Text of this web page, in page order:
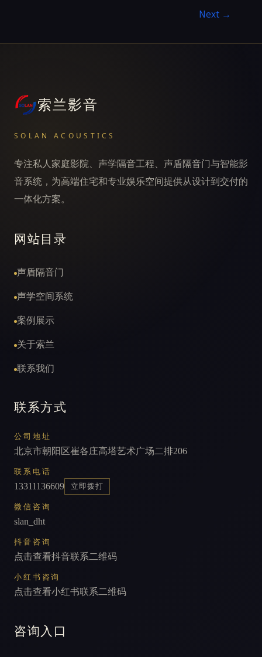
投
Next →
索兰影音
SOLAN ACOUSTICS
专注私人家庭影院、声学隔音工程、声盾隔音门与智能影
音系统，为高端住宅和专业娱乐空间提供从设计到交付的
一体化方案。
网站目录
声盾隔音门
声学空间系统
案例展示
关于索兰
联系我们
联系方式
公司地址
北京市朝阳区崔各庄高塔艺术广场二排206
联系电话
13311136609 立即拨打
微信咨询
slan_dht
抖音咨询
点击查看抖音联系二维码
小红书咨询
点击查看小红书联系二维码
咨询入口